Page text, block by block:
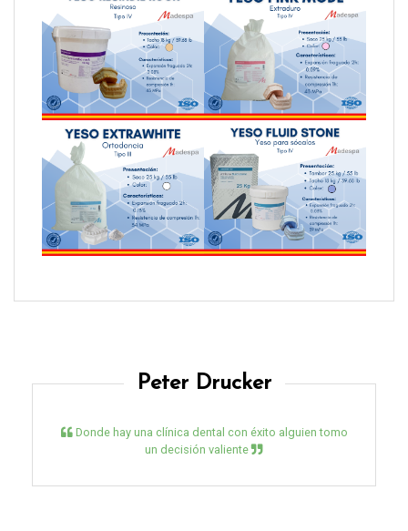
Peter Drucker
Donde hay una clínica dental con éxito alguien tomo
un decisión valiente